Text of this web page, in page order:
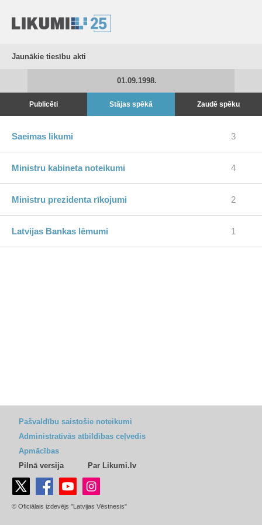
Jaunākie tiesību akti
01.09.1998.
Publicēti Stājas spēkā Zaudē spēku
Saeimas likumi 3
Ministru kabineta noteikumi 4
Ministru prezidenta rīkojumi 2
Latvijas Bankas lēmumi 1
Pašvaldību saistošie noteikumi
Administratīvās atbildības ceļvedis
Apmācības
Pilnā versija
Par Likumi.lv
© Oficiālais izdevējs "Latvijas Vēstnesis"